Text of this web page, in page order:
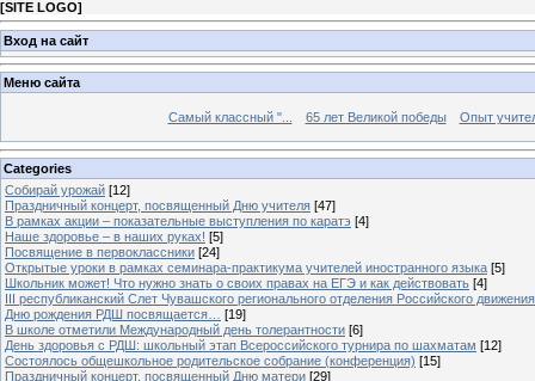
[SITE LOGO]
Вход на сайт
Меню сайта
Самый классный "... 65 лет Великой победы Опыт
Categories
Собирай урожай [12]
Праздничный концерт, посвященный Дню учителя [47]
В рамках акции – показательные выступления по каратэ [4]
Наше здоровье – в наших руках! [5]
Посвящение в первоклассники [24]
Открытые уроки в рамках семинара-практикума учителей иностранного языка [5]
Школьник может! Что нужно знать о своих правах на ЕГЭ и как действовать [4]
III республиканский Слет Чувашского регионального отделения Российского
Дню рождения РДШ посвящается…
[19]
В школе отметили Международный день толерантности [6]
День здоровья с РДШ: школьный этап Всероссийского турнира по шахматам [12]
Состоялось общешкольное родительское собрание (конференция) [15]
Праздничный концерт, посвященный Дню матери [29]